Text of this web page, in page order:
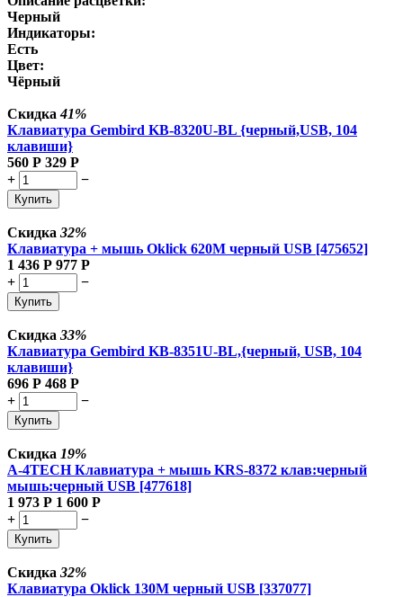
Черный
Индикаторы:
Есть
Цвет:
Чёрный
Скидка41%
Клавиатура Gembird KB-8320U-BL {черный,USB, 104
клавиши}
560 Р 329 Р
+
−
Купить
Скидка 32%
Клавиатура + мышь Oklick 620M черный USB [475652]
1 436 Р 977 Р
+
−
Купить
Скидка 33%
Клавиатура Gembird KB-8351U-BL,{черный, USB, 104
клавиши}
696 Р 468 Р
+
−
Купить
Скидка 19%
A-4TECH Клавиатура + мышь KRS-8372 клав:черный
мышь:черный USB [477618]
1 973 Р 1 600 Р
+
−
Купить
Скидка 32%
Клавиатура Oklick 130M черный USB [337077]